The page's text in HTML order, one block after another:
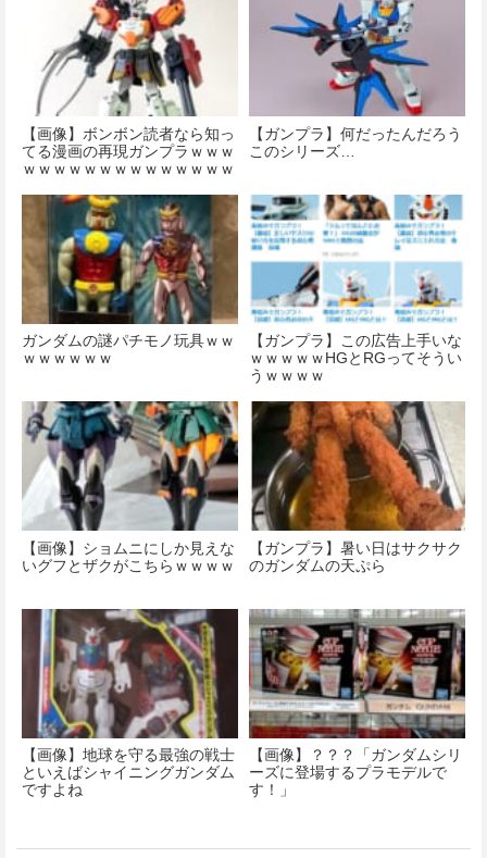
【画像】ボンボン読者なら知っ
てる漫画の再現ガンプラｗｗｗ
ｗｗｗｗｗｗｗｗｗｗｗｗｗｗ
【ガンプラ】何だったんだろう
このシリーズ…
ガンダムの謎パチモノ玩具ｗｗ
ｗｗｗｗｗｗ
【ガンプラ】この広告上手いな
ｗｗｗｗｗHGとRGってそうい
うｗｗｗｗ
【画像】ショムニにしか見えな
いグフとザクがこちらｗｗｗｗ
【ガンプラ】暑い日はサクサク
のガンダムの天ぷら
【画像】地球を守る最強の戦士
といえばシャイニングガンダム
ですよね
【画像】？？？「ガンダムシリ
ーズに登場するプラモデルで
す！」